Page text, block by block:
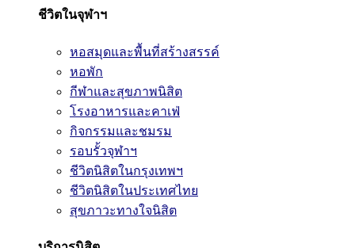
ชีวิตในจุฬาฯ
หอสมุดและพื้นที่สร้างสรรค์
หอพัก
กีฬาและสุขภาพนิสิต
โรงอาหารและคาเฟ่
กิจกรรมและชมรม
รอบรั้วจุฬาฯ
ชีวิตนิสิตในกรุงเทพฯ
ชีวิตนิสิตในประเทศไทย
สุขภาวะทางใจนิสิต